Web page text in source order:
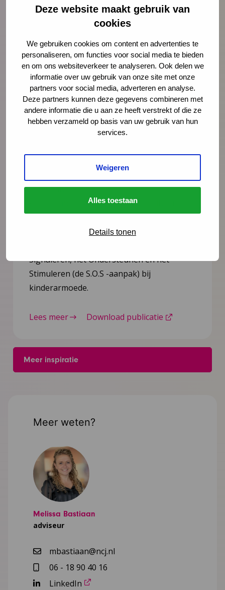
Deze website maakt gebruik van
cookies
We gebruiken cookies om content en advertenties te
personaliseren, om functies voor social media te bieden
en om ons websiteverkeer te analyseren. Ook delen we
informatie over uw gebruik van onze site met onze
partners voor social media, adverteren en analyse.
Deze partners kunnen deze gegevens combineren met
andere informatie die u aan ze heeft verstrekt of die ze
hebben verzameld op basis van uw gebruik van hun
services.
Weigeren
Alles toestaan
Details tonen
Handreiking ‘Omgaan met armoede
in de jeugdgezondheid’
In de handreiking ‘Omgaan met
kinderarmoede in de jeugdgezondheid’
beschrijven de lectoren Mariëtte Lusse en
Annelies Kassenberg, samen met Petra
Signaleren, het Ondersteunen en het
Stimuleren (de S.O.S -aanpak) bij
kinderarmoede.
Lees meer Download publicatie
Meer inspiratie
Meer weten?
Melissa Bastiaan
adviseur
mbastiaan@ncj.nl
06 - 18 90 40 16
LinkedIn